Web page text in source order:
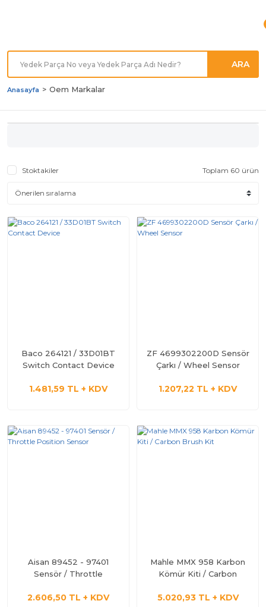
ARA
Anasayfa Oem Markalar
Stoktakiler Toplam 60 ürün
Baco 264121 / 33D01BT
Switch Contact Device
1.481,59 TL + KDV
ZF 4699302200D Sensör
Çarkı / Wheel Sensor
1.207,22 TL + KDV
Aisan 89452 - 97401
Sensör / Throttle
2.606,50 TL + KDV
Mahle MMX 958 Karbon
Kömür Kiti / Carbon
5.020,93 TL + KDV